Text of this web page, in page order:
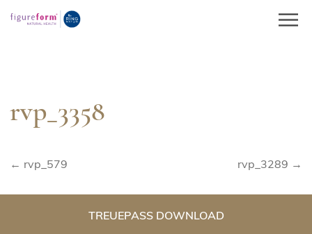
zum
rvp_3358
Beitragsnavigation
← rvp_579 rvp_3289 →
TREUEPASS DOWNLOAD